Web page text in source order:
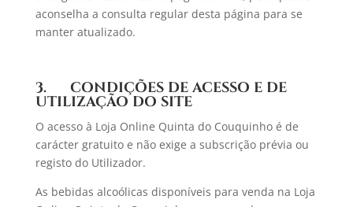
aconselha a consulta regular desta página para se
manter atualizado.
3. CONDIÇÕES DE ACESSO E DE
UTILIZAÇÃO DO SITE
O acesso à Loja Online Quinta do Couquinho é de
carácter gratuito e não exige a subscrição prévia ou
registo do Utilizador.
As bebidas alcoólicas disponíveis para venda na Loja